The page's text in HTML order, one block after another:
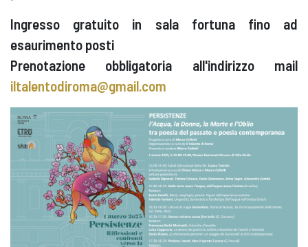
Ingresso gratuito in sala fortuna fino ad
esaurimento posti
Prenotazione obbligatoria all'indirizzo mail
iltalentodiroma@gmail.com